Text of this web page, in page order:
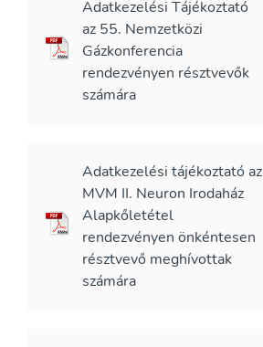
Adatkezelési Tájékoztató
az 55. Nemzetközi
Gázkonferencia
rendezvényen résztvevők
számára
Adatkezelési tájékoztató az
MVM II. Neuron Irodaház
Alapkőletétel
rendezvényen önkéntesen
résztvevő meghívottak
számára